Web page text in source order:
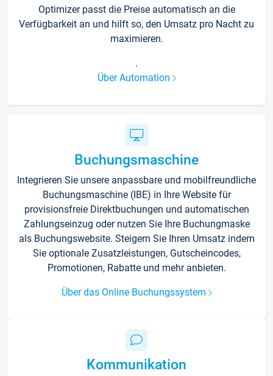
Optimizer passt die Preise automatisch an die
Verfügbarkeit an und hilft so, den Umsatz pro Nacht zu
maximieren.
.
Über Automation
Buchungsmaschine
Integrieren Sie unsere anpassbare und mobilfreundliche
Buchungsmaschine (IBE) in Ihre Website für
provisionsfreie Direktbuchungen und automatischen
Zahlungseinzug oder nutzen Sie Ihre Buchungmaske
als Buchungswebsite. Steigern Sie Ihren Umsatz indem
Sie optionale Zusatzleistungen, Gutscheincodes,
Promotionen, Rabatte und mehr anbieten.
Über das Online Buchungssystem
Kommunikation